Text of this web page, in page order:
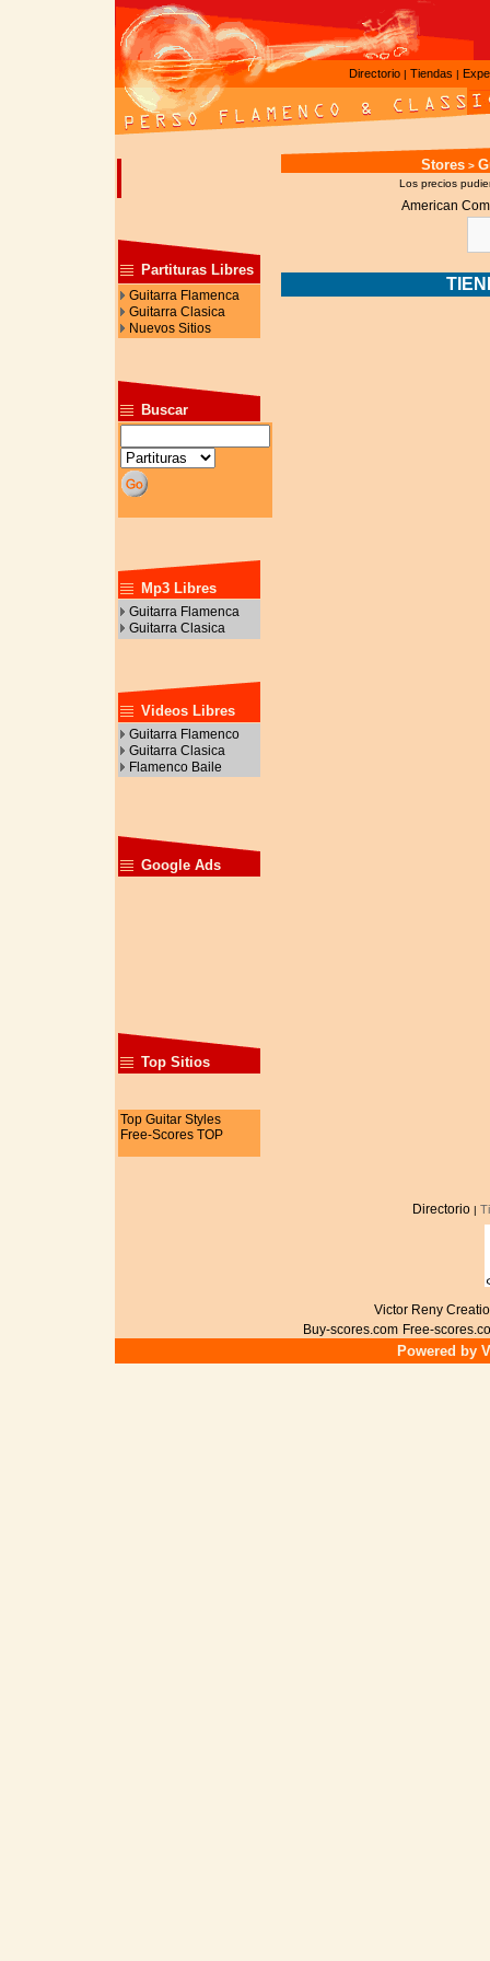
Directorio | Tiendas |
Partituras Libres
Guitarra Flamenca
Guitarra Clasica
Nuevos Sitios
Buscar
Mp3 Libres
Guitarra Flamenca
Guitarra Clasica
Videos Libres
Guitarra Flamenco
Guitarra Clasica
Flamenco Baile
Google Ads
Top Sitios
Top Guitar Styles
Free-Scores TOP
Stores>
Los precios
American
Directorio |
Victor Reny
Buy-scores.com Free-
Powered by